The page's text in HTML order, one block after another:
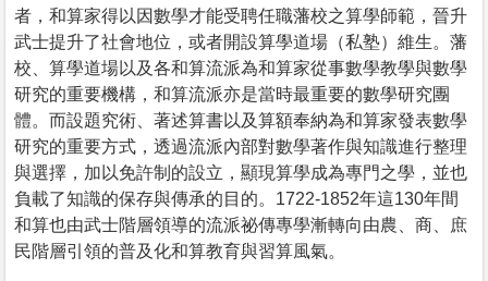
者，和算家得以因數學才能受聘任職藩校之算學師範，晉升
武士提升了社會地位，或者開設算學道場（私塾）維生。藩
校、算學道場以及各和算流派為和算家從事數學教學與數學
研究的重要機構，和算流派亦是當時最重要的數學研究團
體。而設題究術、著述算書以及算額奉納為和算家發表數學
研究的重要方式，透過流派內部對數學著作與知識進行整理
與選擇，加以免許制的設立，顯現算學成為專門之學，並也
負載了知識的保存與傳承的目的。1722-1852年這130年間
和算也由武士階層領導的流派祕傳專學漸轉向由農、商、庶
民階層引領的普及化和算教育與習算風氣。